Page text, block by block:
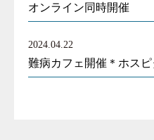
オンライン同時開催
2024.04.22
難病カフェ開催＊ホス